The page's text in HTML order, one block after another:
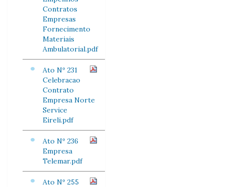
Contratos
Empresas
Fornecimento
Materiais
Ambulatorial.pdf
Ato Nº 231
Celebracao
Contrato
Empresa Norte
Service
Eireli.pdf
Ato Nº 236
Empresa
Telemar.pdf
Ato Nº 255